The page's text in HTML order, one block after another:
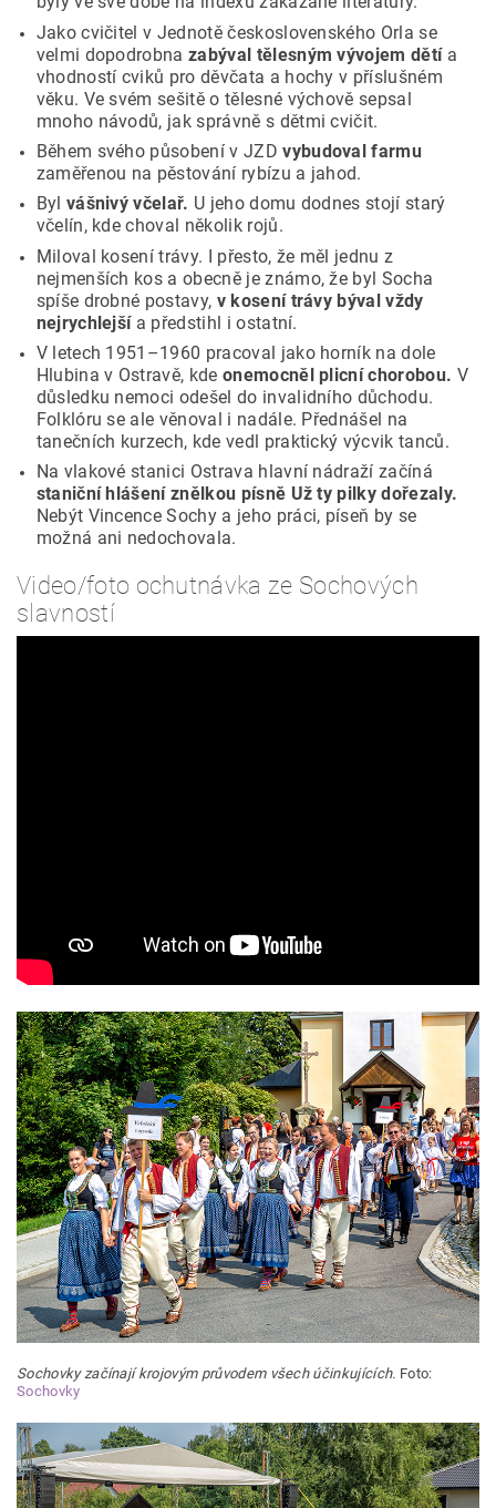
Jako cvičitel v Jednotě československého Orla se
velmi dopodrobnazabýval tělesným vývojem dětía
vhodností cviků pro děvčata a hochy v příslušném
věku. Ve svém sešitě o tělesné výchově sepsal
mnoho návodů, jak správně s dětmi cvičit.
Během svého působení v JZDvybudoval farmu
zaměřenou na pěstování rybízu a jahod.
Byl vášnivý včelař. U jeho domu dodnes stojí starý
včelín, kde choval několik rojů.
Miloval kosení trávy. I přesto, že měl jednu z
nejmenších kos a obecně je známo, že byl Socha
spíše drobné postavy, v kosení trávy býval vždy
nejrychlejší a předstihl i ostatní.
V letech 1951–1960 pracoval jako horník na dole
Hlubina v Ostravě, kde onemocněl plicní chorobou. V
důsledku nemoci odešel do invalidního důchodu.
Folklóru se ale věnoval i nadále. Přednášel na
tanečních kurzech, kde vedl praktický výcvik tanců.
Na vlakové stanici Ostrava hlavní nádraží začíná
staniční hlášení znělkou písně Už ty pilky dořezaly.
Nebýt Vincence Sochy a jeho práci, píseň by se
možná ani nedochovala.
Video/foto ochutnávka ze Sochových
slavností
Sochovky začínají krojovým průvodem všech účinkujících. Foto:
Sochovky